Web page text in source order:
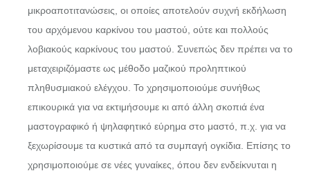
μικροαποτιτανώσεις, οι οποίες αποτελούν συχνή εκδήλωση
του αρχόμενου καρκίνου του μαστού, ούτε και πολλούς
λοβιακούς καρκίνους του μαστού. Συνεπώς δεν πρέπει να το
μεταχειριζόμαστε ως μέθοδο μαζικού προληπτικού
πληθυσμιακού ελέγχου. Το χρησιμοποιούμε συνήθως
επικουρικά για να εκτιμήσουμε κι από άλλη σκοπιά ένα
μαστογραφικό ή ψηλαφητικό εύρημα στο μαστό, π.χ. για να
ξεχωρίσουμε τα κυστικά από τα συμπαγή ογκίδια. Επίσης το
χρησιμοποιούμε σε νέες γυναίκες, όπου δεν ενδείκνυται η